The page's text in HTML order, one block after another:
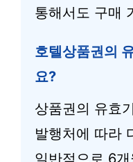
통해서도 구매
호텔상품권의
요?
상품권의 유효
발행처에 따라
일반적으로 6